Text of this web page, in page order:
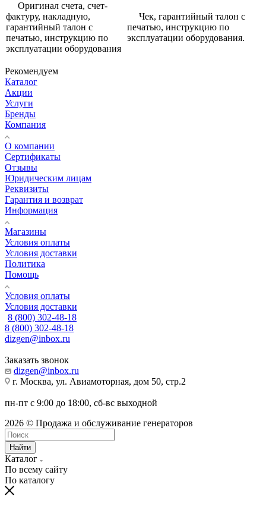
Оригинал счета, счет-
фактуру, накладную,
гарантийный талон с
печатью, инструкцию по
эксплуатации оборудования
Чек, гарантийный талон с
печатью, инструкцию по
эксплуатации оборудования.
Рекомендуем
Каталог
Акции
Услуги
Бренды
Компания
О компании
Сертификаты
Отзывы
Юридическим лицам
Реквизиты
Гарантия и возврат
Информация
Магазины
Условия оплаты
Условия доставки
Политика
Помощь
Условия оплаты
Условия доставки
8 (800) 302-48-18
8 (800) 302-48-18
dizgen@inbox.ru
Заказать звонок
dizgen@inbox.ru
г. Москва, ул. Авиамоторная, дом 50, стр.2
пн-пт с 9:00 до 18:00, сб-вс выходной
2026 © Продажа и обслуживание генераторов
Найти
Каталог
По всему сайту
По каталогу